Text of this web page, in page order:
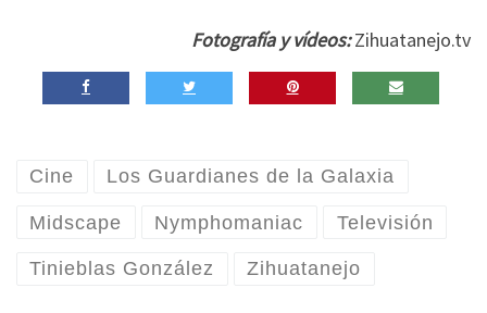
Fotografía y vídeos:Zihuatanejo.tv
Cine Los Guardianes de la Galaxia
Midscape Nymphomaniac Televisión
Tinieblas González Zihuatanejo